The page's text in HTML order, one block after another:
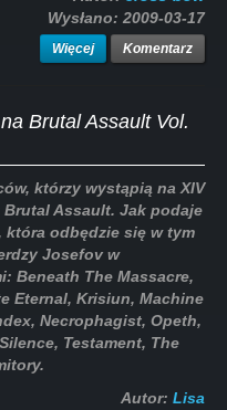
Wysłano: 2009-03-17
Więcej Komentarz
Brutal Assault Vol.
którzy wystąpią na XIV
Assault. Jak podaje
odbędzie się w tym
Josefov w
Beneath The Massacre,
Eternal, Krisiun, Machine
Necrophagist, Opeth,
Testament, The
Autor: Lisa